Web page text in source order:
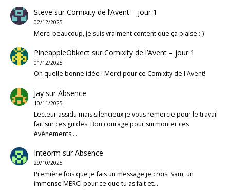
Steve surComixity de l’Avent – jour 1
02/12/2025
Merci beaucoup, je suis vraiment content que ça plaise :-)
PineappleObkectsurComixity de l’Avent – jour 1
01/12/2025
Oh quelle bonne idée ! Merci pour ce Comixity de l'Avent!
JaysurAbsence
10/11/2025
Lecteur assidu mais silencieux je vous remercie pour le travail
fait sur ces guides. Bon courage pour surmonter ces
évènements.…
Inteorm surAbsence
29/10/2025
Première fois que je fais un message je crois. Sam, un
immense MERCI pour ce que tu as fait et…